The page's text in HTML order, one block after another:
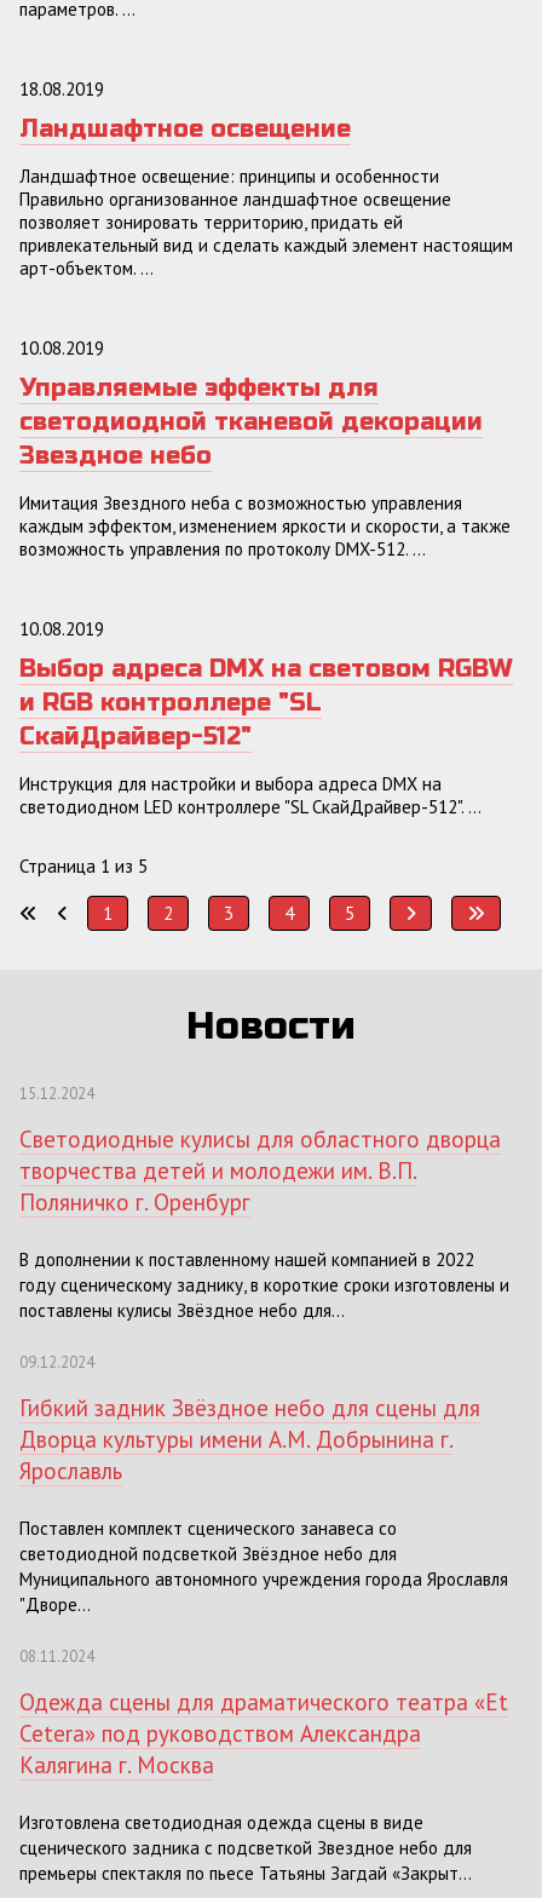
параметров. ...
18.08.2019
Ландшафтное освещение
Ландшафтное освещение: принципы и особенности
Правильно организованное ландшафтное освещение
позволяет зонировать территорию, придать ей
привлекательный вид и сделать каждый элемент настоящим
арт-объектом. ...
10.08.2019
Управляемые эффекты для
светодиодной тканевой декорации
Звездное небо
Имитация Звездного неба с возможностью управления
каждым эффектом, изменением яркости и скорости, а также
возможность управления по протоколу DMX-512. ...
10.08.2019
Выбор адреса DMX на световом RGBW
и RGB контроллере "SL
СкайДрайвер-512"
Инструкция для настройки и выбора адреса DMX на
светодиодном LED контроллере "SL СкайДрайвер-512". ...
Страница 1 из 5
1 2 3 4 5
Новости
15.12.2024
Светодиодные кулисы для областного дворца
творчества детей и молодежи им. В.П.
Поляничко г. Оренбург
В дополнении к поставленному нашей компанией в 2022
году сценическому заднику, в короткие сроки изготовлены и
поставлены кулисы Звёздное небо для...
09.12.2024
Гибкий задник Звёздное небо для сцены для
Дворца культуры имени А.М. Добрынина г.
Ярославль
Поставлен комплект сценического занавеса со
светодиодной подсветкой Звёздное небо для
Муниципального автономного учреждения города Ярославля
"Дворе...
08.11.2024
Одежда сцены для драматического театра «Et
Cetera» под руководством Александра
Калягина г. Москва
Изготовлена светодиодная одежда сцены в виде
сценического задника с подсветкой Звездное небо для
премьеры спектакля по пьесе Татьяны Загдай «Закрыт...